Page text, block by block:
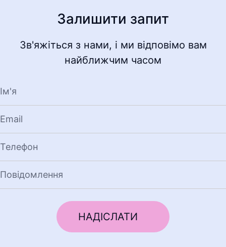
Залишити запит
Зв'яжіться з нами, і ми відповімо вам
найближчим часом